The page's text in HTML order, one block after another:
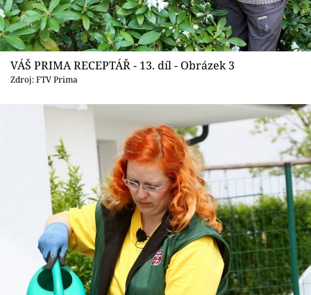
VÁŠ PRIMA RECEPTÁŘ - 13. díl - Obrázek 3
Zdroj: FTV Prima